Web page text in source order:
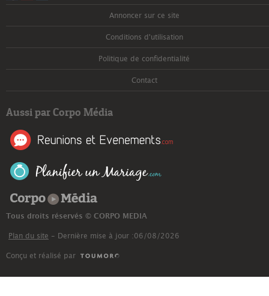
Annoncer sur ce site
Conditions d'utilisation
Politique de confidentialité
Contact
Aussi par Corpo Média
Tous droits réservés © CORPO MEDIA
Plan du site - Dernière mise à jour :06/08/2026
Conçu et réalisé par